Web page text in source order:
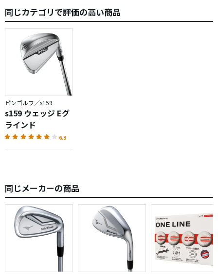
と、ソールの形状が58度の方が好みなので、５８度を購
入。
ネーミングがキワモノっぽいですが、意外と良いクラブで
すよ。
同じカテゴリで評価の高い商品
ピンゴルフ／s159
s159 ウェッジ Eグ
ラインド
6.3
同じメーカーの商品